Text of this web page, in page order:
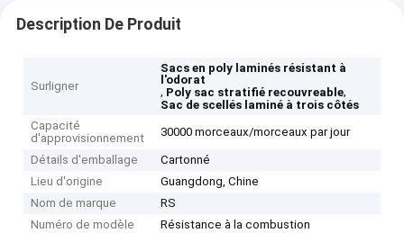
Description De Produit
Surligner
Sacs en poly laminés résistant à
l'odorat
, Poly sac stratifié recouvreable,
Sac de scellés laminé à trois côtés
Capacité
d'approvisionnement
30000 morceaux/morceaux par jour
Détails d'emballage
Cartonné
Lieu d'origine
Guangdong, Chine
Nom de marque
RS
Numéro de modèle
Résistance à la combustion